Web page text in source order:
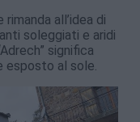
all’idea di
soleggiati e aridi
significa
esposto al sole.